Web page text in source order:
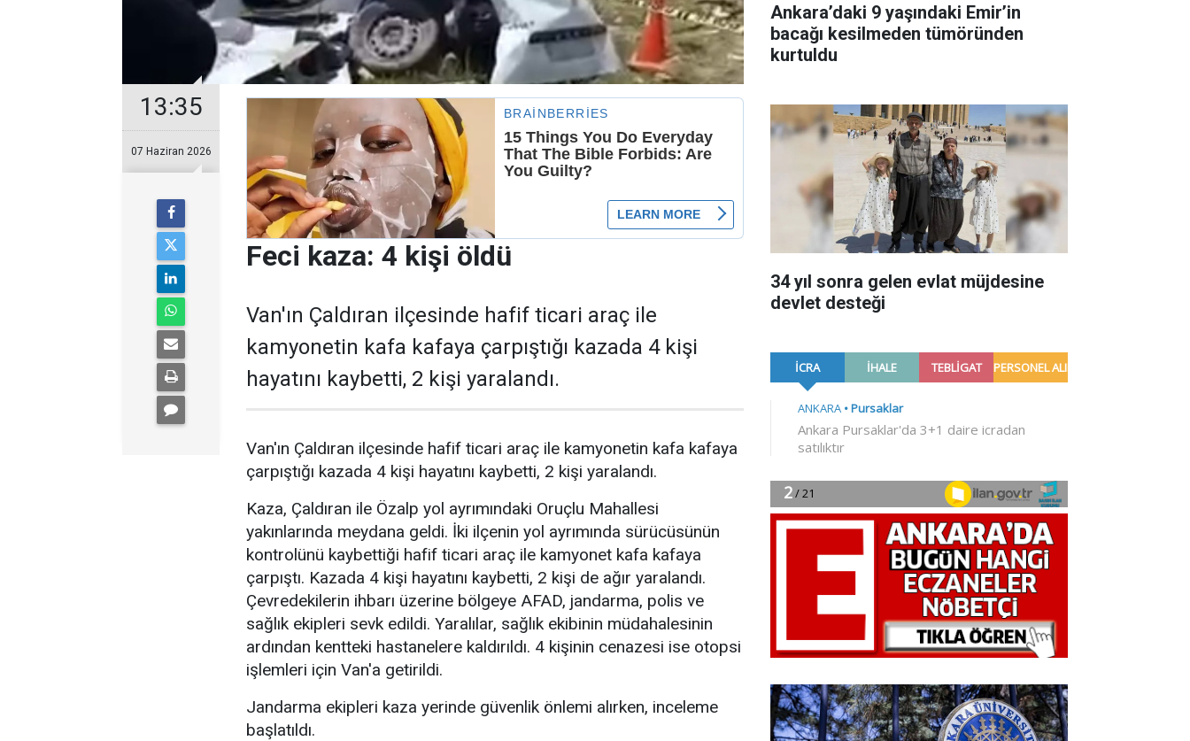
13:35
07 Haziran 2026
Feci kaza: 4 kişi öldü
Van'ın Çaldıran ilçesinde hafif ticari araç ile
kamyonetin kafa kafaya çarpıştığı kazada 4 kişi
hayatını kaybetti, 2 kişi yaralandı.
Van'ın Çaldıran ilçesinde hafif ticari araç ile kamyonetin kafa kafaya
çarpıştığı kazada 4 kişi hayatını kaybetti, 2 kişi yaralandı.
Kaza, Çaldıran ile Özalp yol ayrımındaki Oruçlu Mahallesi
yakınlarında meydana geldi. İki ilçenin yol ayrımında sürücüsünün
kontrolünü kaybettiği hafif ticari araç ile kamyonet kafa kafaya
çarpıştı. Kazada 4 kişi hayatını kaybetti, 2 kişi de ağır yaralandı.
Çevredekilerin ihbarı üzerine bölgeye AFAD, jandarma, polis ve
sağlık ekipleri sevk edildi. Yaralılar, sağlık ekibinin müdahalesinin
ardından kentteki hastanelere kaldırıldı. 4 kişinin cenazesi ise otopsi
işlemleri için Van'a getirildi.
Jandarma ekipleri kaza yerinde güvenlik önlemi alırken, inceleme
başlatıldı.
Ankara’daki 9 yaşındaki Emir’in
bacağı kesilmeden tümöründen
kurtuldu
34 yıl sonra gelen evlat müjdesine
devlet desteği